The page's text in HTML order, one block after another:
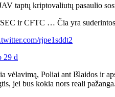
taptų kriptovaliutų pasaulio
ir CFTC … Čia yra
rjpe1sddt2
29 d
vėlavimą, Poliai ant Išlaidos ir
jei bus kokia nors reali pažanga.